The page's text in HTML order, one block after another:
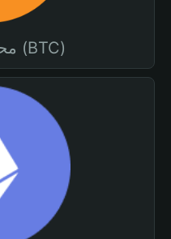
محفظة بيتكوين (BTC)